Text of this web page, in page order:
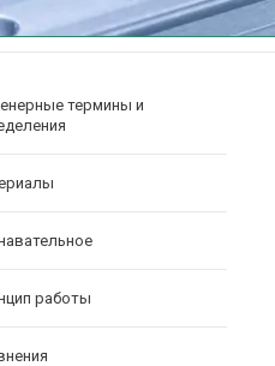
термины и
работы